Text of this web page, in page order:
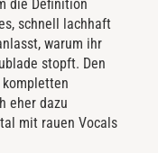
die Definition
schnell lachhaft
warum ihr
stopft. Den
eher dazu
mit rauen Vocals